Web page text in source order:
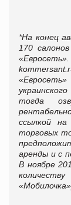
*На конец
170
тогда
ссылкой
торговых
аренды и с
В ноябре